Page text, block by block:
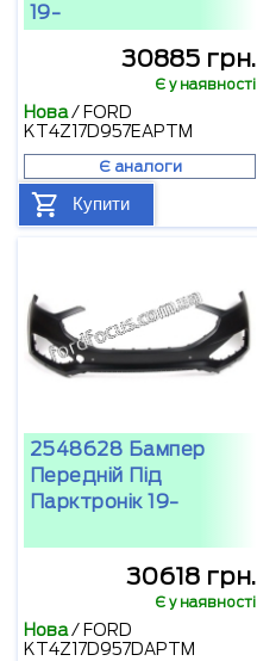
19-
30885 грн.
Є у наявності
Нова/ FORD
KT4Z17D957EAPTM
Є аналоги
Купити
2548628 Бампер
Передній Під
Парктронік 19-
30618 грн.
Є у наявності
Нова/ FORD
KT4Z17D957DAPTM